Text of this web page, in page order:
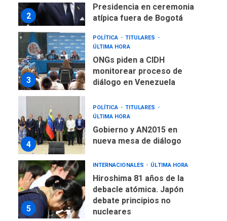
2
Presidencia en ceremonia
atípica fuera de Bogotá
3
POLÍTICA
TITULARES
ÚLTIMA HORA
ONGs piden a CIDH
monitorear proceso de
diálogo en Venezuela
4
POLÍTICA
TITULARES
ÚLTIMA HORA
Gobierno y AN2015 en
nueva mesa de diálogo
5
INTERNACIONALES ÚLTIMA HORA
Hiroshima 81 años de la
debacle atómica. Japón
debate principios no
nucleares